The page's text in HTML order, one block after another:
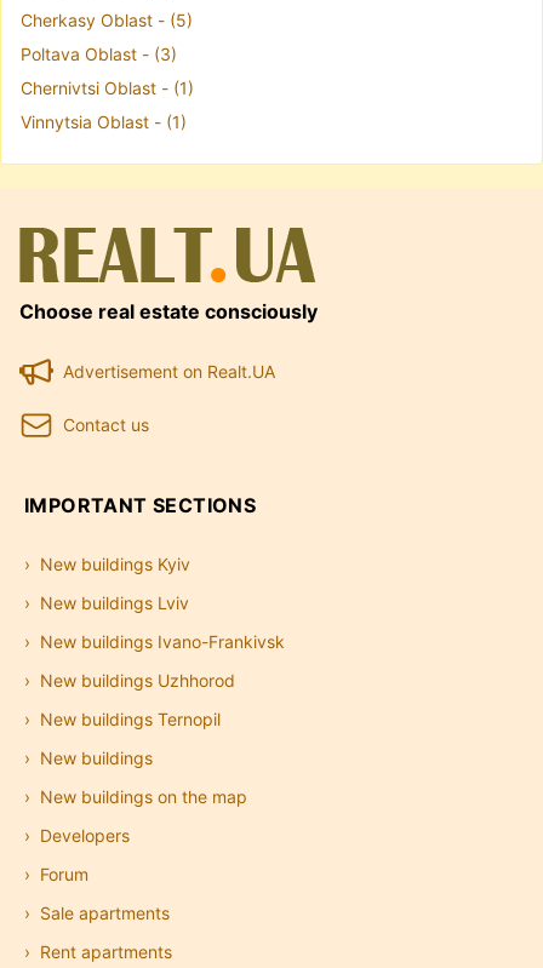
Cherkasy Oblast - (5)
Poltava Oblast - (3)
Chernivtsi Oblast - (1)
Vinnytsia Oblast - (1)
Choose real estate consciously
Advertisement on Realt.UA
Contact us
IMPORTANT SECTIONS
New buildings Kyiv
New buildings Lviv
New buildings Ivano-Frankivsk
New buildings Uzhhorod
New buildings Ternopil
New buildings
New buildings on the map
Developers
Forum
Sale apartments
Rent apartments